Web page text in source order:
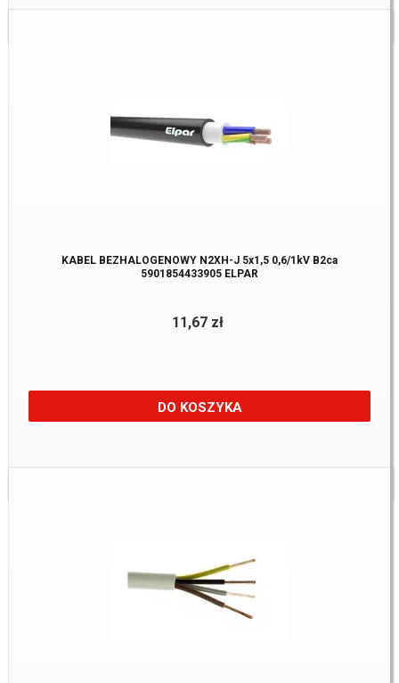
Dostępne:500 m.
KABEL BEZHALOGENOWY N2XH-J 5x1,5 0,6/1kV B2ca
5901854433905 ELPAR
11,67 zł
DO KOSZYKA
Dostępne:362 m.